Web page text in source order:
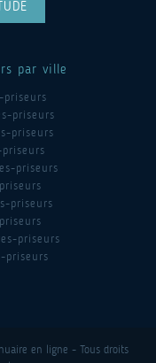
par ville
priseurs
priseurs
priseurs
priseurs
priseurs
priseurs
priseurs
en ligne - Tous droits